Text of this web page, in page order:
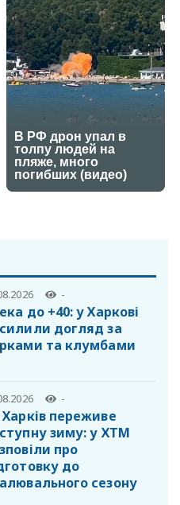
-
до +40: у Харкові
догляд за
та клумбами
-
переживе
зиму: у ХТМ
про
до
сезону